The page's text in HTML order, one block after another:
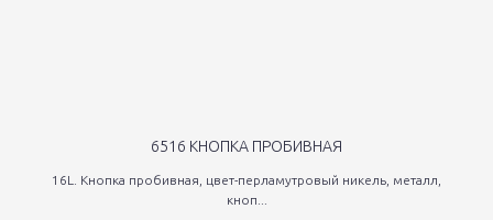
6516 КНОПКА ПРОБИВНАЯ
16L. Кнопка пробивная, цвет-перламутровый никель, металл,
кноп...